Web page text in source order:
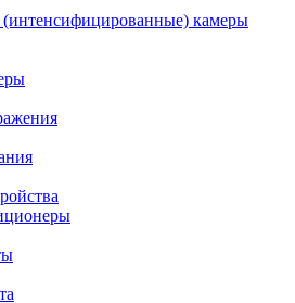
(интенсифицированные) камеры